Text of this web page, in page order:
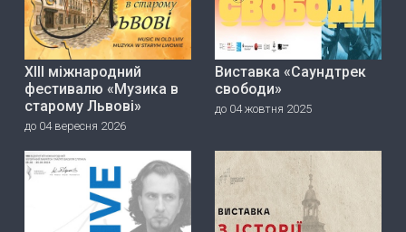
ХІІІ міжнародний
фестивалю «Музика в
старому Львові»
до 04 вересня 2026
Виставка «Саундтрек
свободи»
до 04 жовтня 2025